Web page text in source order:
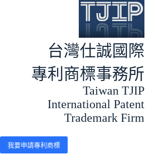
台灣仕誠國際
專利商標事務所
Taiwan TJIP
International Patent
Trademark Firm
我要申請專利商標